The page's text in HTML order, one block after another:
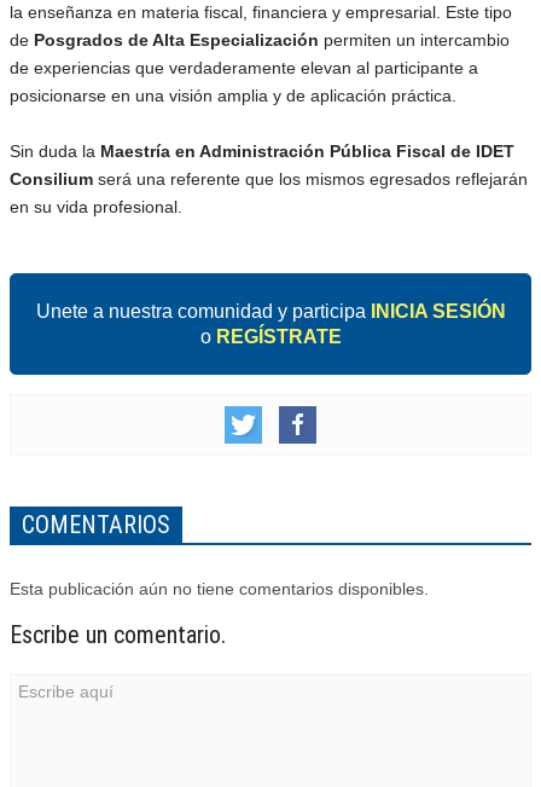
la enseñanza en materia fiscal, financiera y empresarial. Este tipo
de Posgrados de Alta Especialización permiten un intercambio
de experiencias que verdaderamente elevan al participante a
posicionarse en una visión amplia y de aplicación práctica.
Sin duda la Maestría en Administración Pública Fiscal de IDET
Consilium será una referente que los mismos egresados reflejarán
en su vida profesional.
Unete a nuestra comunidad y participa
INICIA SESIÓN
o REGÍSTRATE
COMENTARIOS
Esta publicación aún no tiene comentarios disponibles.
Escribe un comentario.